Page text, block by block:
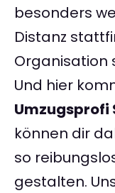
besonders
Distanz
Organisation
Und hier
Umzugsprofi
können dir
so
gestalten.